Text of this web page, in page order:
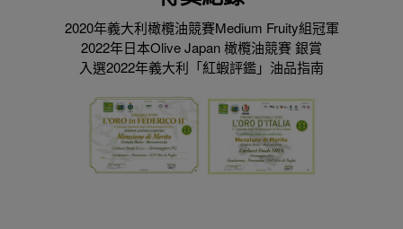
2020年義大利橄欖油競賽Medium Fruity組冠軍
2022年日本Olive Japan 橄欖油競賽 銀賞
入選2022年義大利「紅蝦評鑑」油品指南